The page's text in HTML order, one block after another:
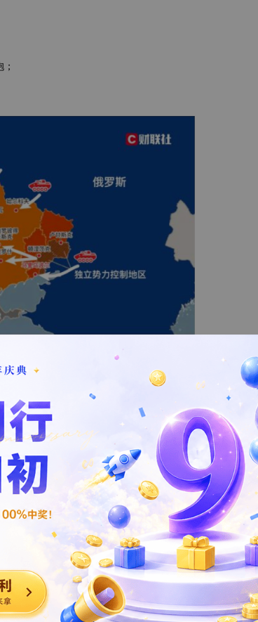
革命后，亲西方势力长期把持中央政权，在国内强行推
乌克兰政局动荡下，普京在进军克里米亚的同时，支持
事实独立。
甘斯克人民共和国，并宣布驻军、发表强硬演讲，同
机同级)，并开始对俄罗斯实施金融制裁。
源、政治等方面的目的。
成事实”的承认。